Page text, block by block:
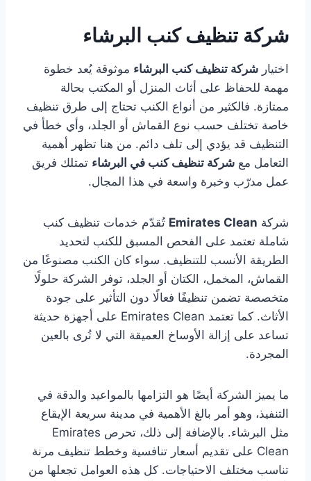
شركة تنظيف كنب البرشاء
اختيار شركة تنظيف كنب البرشاء موثوقة يُعد خطوة
مهمة للحفاظ على أثاث المنزل أو المكتب بحالة
ممتازة. فالكثير من أنواع الكنب تحتاج إلى طرق تنظيف
خاصة تختلف حسب نوع القماش أو الجلد، وأي خطأ في
التنظيف قد يؤدي إلى تلف دائم. من هنا تظهر أهمية
التعامل مع شركة تنظيف كنب في البرشاء تمتلك فريق
عمل مدرّب وخبرة واسعة في هذا المجال.
شركة Emirates Clean تُقدّم خدمات تنظيف كنب
شاملة تعتمد على الفحص المسبق للكنب لتحديد
الطريقة الأنسب للتنظيف. سواء كان الكنب مصنوعًا من
القماش، المخمل، الكتان أو الجلد، توفر الشركة حلولًا
متخصصة تضمن تنظيفًا فعالًا دون التأثير على جودة
الأثاث. كما تعتمد Emirates Clean على أجهزة حديثة
تساعد على إزالة الأوساخ العميقة التي لا تُرى بالعين
المجردة.
ما يميز الشركة أيضًا هو التزامها بالمواعيد والدقة في
التنفيذ، وهو أمر بالغ الأهمية في مدينة سريعة الإيقاع
مثل البرشاء. بالإضافة إلى ذلك، تحرص Emirates
Clean على تقديم أسعار تنافسية وخطط تنظيف مرنة
تناسب مختلف الاحتياجات. كل هذه العوامل تجعلها من